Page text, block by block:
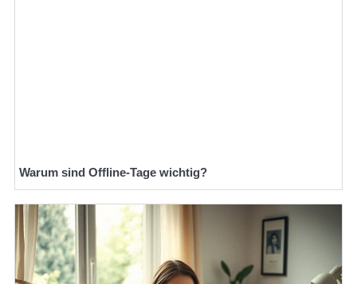
Warum sind Offline-Tage wichtig?